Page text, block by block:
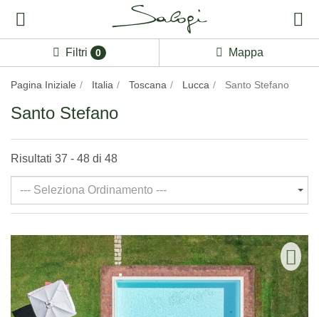
Filtri 0 Mappa
Pagina Iniziale Italia Toscana Lucca Santo Stefano
Santo Stefano
Risultati 37 - 48 di 48
--- Seleziona Ordinamento ---